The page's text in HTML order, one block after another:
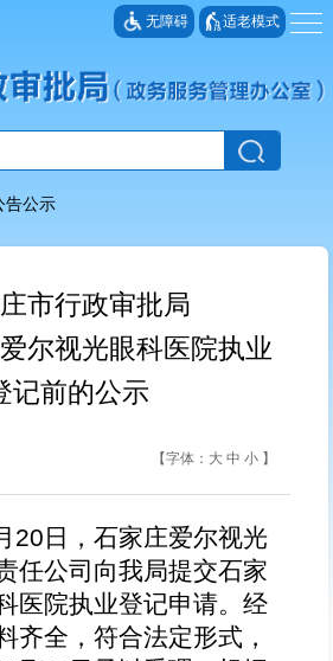
无障碍 适老模式
告公示
市行政审批局
尔视光眼科医院执业
记前的公示
【字体： 大 中 小 】
20日，石家庄爱尔视光
任公司向我局提交石家
医院执业登记申请。经
齐全，符合法定形式，